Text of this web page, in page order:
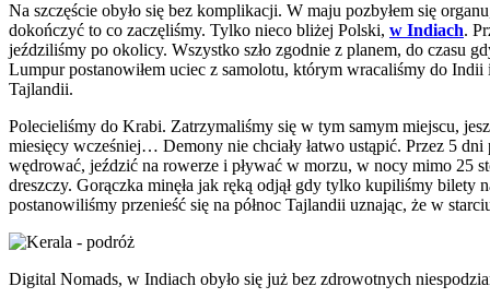
Na szczęście obyło się bez komplikacji. W maju pozbyłem się
dokończyć to co zaczęliśmy. Tylko nieco bliżej Polski, w Indiach.
jeździliśmy po okolicy. Wszystko szło zgodnie z planem, do czasu
Lumpur postanowiłem uciec z samolotu, którym wracaliśmy do
Tajlandii.
Polecieliśmy do Krabi. Zatrzymaliśmy się w tym samym miejscu,
miesięcy wcześniej… Demony nie chciały łatwo ustąpić. Przez 5
wędrować, jeździć na rowerze i pływać w morzu, w nocy mimo 25
dreszczy. Gorączka minęła jak ręką odjął gdy tylko kupiliśmy
postanowiliśmy przenieść się na północ Tajlandii uznając, że w
Digital Nomads, w Indiach obyło się już bez zdrowotnych